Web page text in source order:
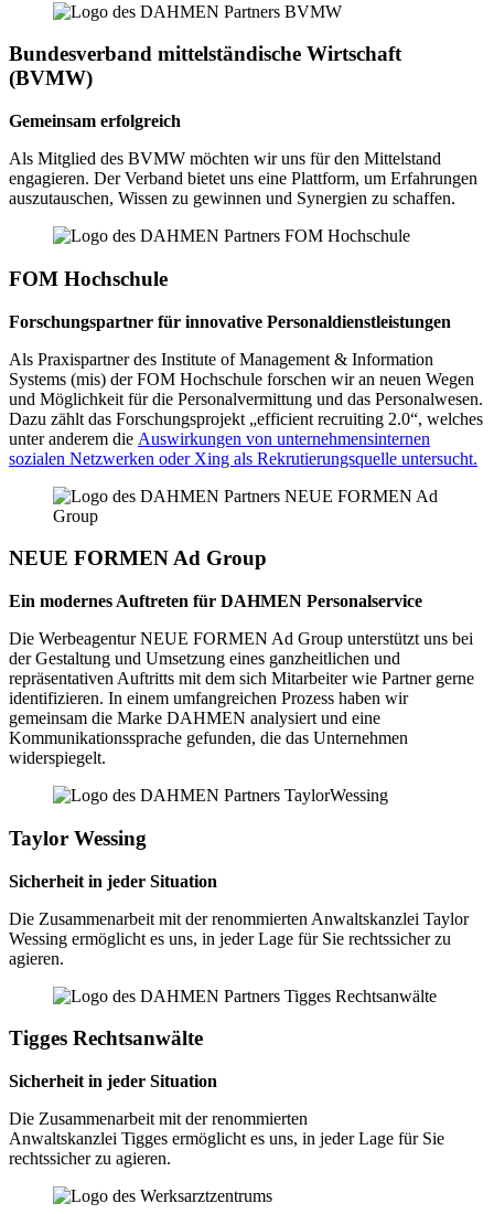
Bundesverband mittelständische Wirtschaft
(BVMW)
Gemeinsam erfolgreich
Als Mitglied des BVMW möchten wir uns für den Mittelstand
engagieren. Der Verband bietet uns eine Plattform, um Erfahrungen
auszutauschen, Wissen zu gewinnen und Synergien zu schaffen.
FOM Hochschule
Forschungspartner für innovative Personaldienstleistungen
Als Praxispartner des Institute of Management & Information
Systems (mis) der FOM Hochschule forschen wir an neuen Wegen
und Möglichkeit für die Personalvermittung und das Personalwesen.
Dazu zählt das Forschungsprojekt „efficient recruiting 2.0“, welches
unter anderem die Auswirkungen von unternehmensinternen
sozialen Netzwerken oder Xing als Rekrutierungsquelle untersucht.
NEUE FORMEN Ad Group
Ein modernes Auftreten für DAHMEN Personalservice
Die Werbeagentur NEUE FORMEN Ad Group unterstützt uns bei
der Gestaltung und Umsetzung eines ganzheitlichen und
repräsentativen Auftritts mit dem sich Mitarbeiter wie Partner gerne
identifizieren. In einem umfangreichen Prozess haben wir
gemeinsam die Marke DAHMEN analysiert und eine
Kommunikationssprache gefunden, die das Unternehmen
widerspiegelt.
Taylor Wessing
Sicherheit in jeder Situation
Die Zusammenarbeit mit der renommierten Anwaltskanzlei Taylor
Wessing ermöglicht es uns, in jeder Lage für Sie rechtssicher zu
agieren.
Tigges Rechtsanwälte
Sicherheit in jeder Situation
Die Zusammenarbeit mit der renommierten
Anwaltskanzlei Tigges ermöglicht es uns, in jeder Lage für Sie
rechtssicher zu agieren.